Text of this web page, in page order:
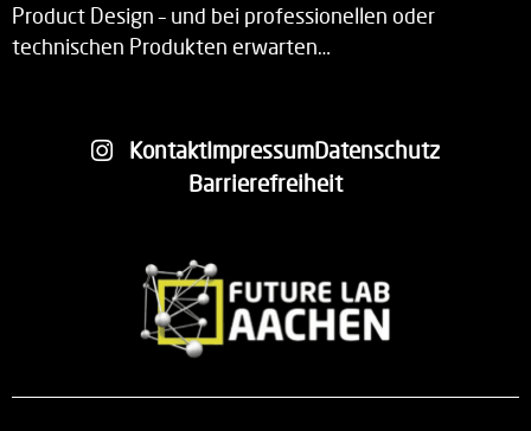
Product Design – und bei professionellen oder
technischen Produkten erwarten…
KontaktImpressumDatenschutz
Barrierefreiheit